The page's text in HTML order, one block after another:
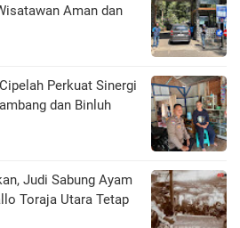
Aman dan
Perkuat Sinergi
dan Binluh
Judi Sabung Ayam
Toraja Utara Tetap